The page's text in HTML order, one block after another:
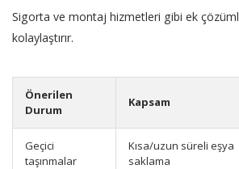
Sigorta ve montaj hizmetleri gibi ek
kolaylaştırır.
Önerilen
Durum
Kapsam
Geçici
taşınmalar
Kısa/uzun süreli eşya
saklama